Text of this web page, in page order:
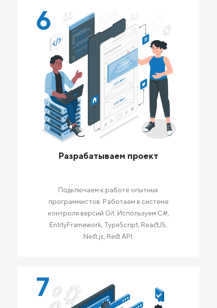
6
Разрабатываем проект
Подключаем к работе опытных
программистов. Работаем в системе
контроля версий Git. Используем C#,
EntityFramework, TypeScript, ReactJS,
Nest.js, Rest API.
7